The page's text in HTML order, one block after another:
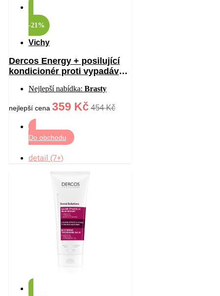
-21%
Vichy
Dercos Energy + posilující
kondicionér proti vypadávání
Nejlepší nabídka: Brasty
nejlepší cena 359 Kč 454 Kč
Do obchodu
detail (7+)